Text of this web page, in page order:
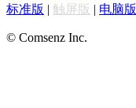
标准版 | 触屏版 | 电脑版
© Comsenz Inc.